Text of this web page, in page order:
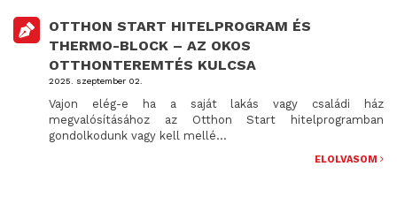
OTTHON START HITELPROGRAM ÉS
THERMO-BLOCK – AZ OKOS
OTTHONTEREMTÉS KULCSA
2025. szeptember 02.
Vajon elég-e ha a saját lakás vagy családi ház
megvalósításához az Otthon Start hitelprogramban
gondolkodunk vagy kell mellé...
ELOLVASOM